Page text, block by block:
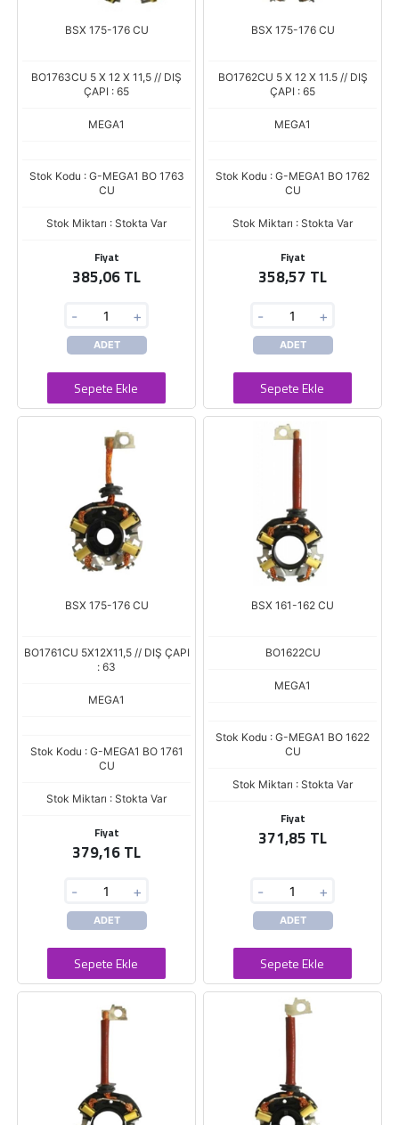
BSX 175-176 CU
BO1763CU 5 X 12 X 11,5 // DIŞ
ÇAPI : 65
MEGA1
Stok Kodu : G-MEGA1 BO 1763
CU
Stok Miktarı : Stokta Var
Fiyat
385,06 TL
- +
ADET
Sepete Ekle
BSX 175-176 CU
BO1762CU 5 X 12 X 11.5 // DIŞ
ÇAPI : 65
MEGA1
Stok Kodu : G-MEGA1 BO 1762
CU
Stok Miktarı : Stokta Var
Fiyat
358,57 TL
- +
ADET
Sepete Ekle
BSX 175-176 CU
BO1761CU 5X12X11,5 // DIŞ ÇAPI
: 63
MEGA1
Stok Kodu : G-MEGA1 BO 1761
CU
Stok Miktarı : Stokta Var
Fiyat
379,16 TL
- +
ADET
Sepete Ekle
BSX 161-162 CU
BO1622CU
MEGA1
Stok Kodu : G-MEGA1 BO 1622
CU
Stok Miktarı : Stokta Var
Fiyat
371,85 TL
- +
ADET
Sepete Ekle